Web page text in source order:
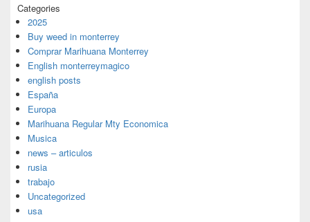
Categories
2025
Buy weed in monterrey
Comprar Marihuana Monterrey
English monterreymagico
english posts
España
Europa
Marihuana Regular Mty Economica
Musica
news – articulos
rusia
trabajo
Uncategorized
usa